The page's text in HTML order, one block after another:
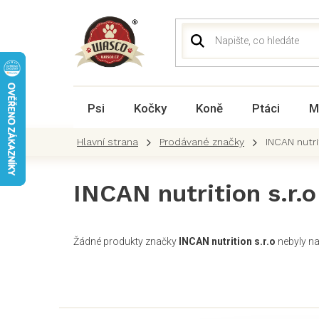
Psi Kočky Koně Ptáci
Prodávané značky INCAN
INCAN nutrition s.r.o
Žádné produkty značky INCAN nutrition s.r.o nebyly